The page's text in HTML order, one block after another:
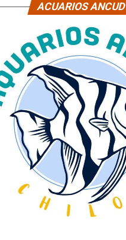
ACUARIOS ANCUD